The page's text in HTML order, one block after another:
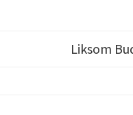
Liksom